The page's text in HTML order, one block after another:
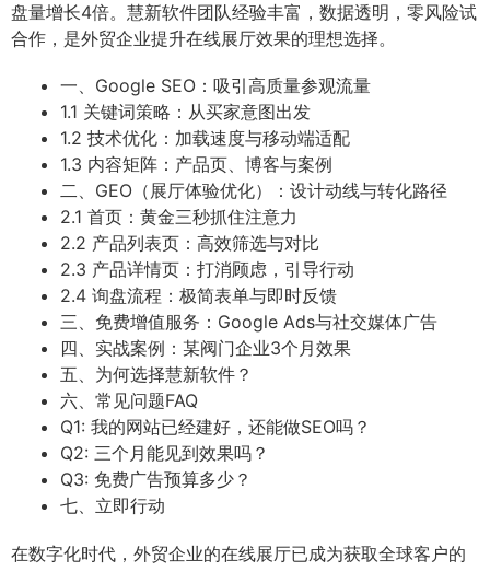
盘量增长4倍。慧新软件团队经验丰富，数据透明，零风险试
合作，是外贸企业提升在线展厅效果的理想选择。
一、Google SEO：吸引高质量参观流量
1.1 关键词策略：从买家意图出发
1.2 技术优化：加载速度与移动端适配
1.3 内容矩阵：产品页、博客与案例
二、GEO（展厅体验优化）：设计动线与转化路径
2.1 首页：黄金三秒抓住注意力
2.2 产品列表页：高效筛选与对比
2.3 产品详情页：打消顾虑，引导行动
2.4 询盘流程：极简表单与即时反馈
三、免费增值服务：Google Ads与社交媒体广告
四、实战案例：某阀门企业3个月效果
五、为何选择慧新软件？
六、常见问题FAQ
Q1: 我的网站已经建好，还能做SEO吗？
Q2: 三个月能见到效果吗？
Q3: 免费广告预算多少？
七、立即行动
在数字化时代，外贸企业的在线展厅已成为获取全球客户的